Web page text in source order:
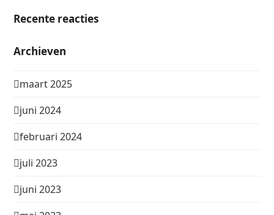
Recente reacties
Archieven
maart 2025
juni 2024
februari 2024
juli 2023
juni 2023